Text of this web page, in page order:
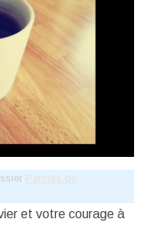
Paroles de
et votre courage à